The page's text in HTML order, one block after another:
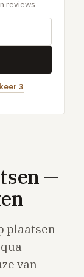
reviews
3
—
plaatsen-
van